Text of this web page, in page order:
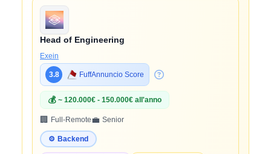
Head of Engineering
Exein
3.8 FuffAnnuncio Score
💰 ~ 120.000€ - 150.000€ all'anno
🏢 Full-Remote💼 Senior
⚙️ Backend